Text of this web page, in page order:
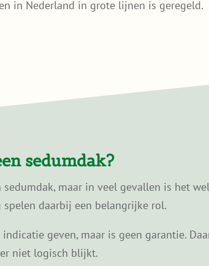
in Nederland in grote lijnen is geregeld.
sedumdak?
maar in veel gevallen is het
daarbij een belangrijke rol.
geven, maar is geen garantie.
niet logisch blijkt.